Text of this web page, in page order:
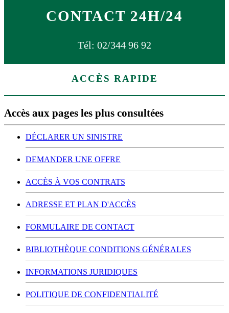
CONTACT 24H/24
Tél: 02/344 96 92
ACCÈS RAPIDE
Accès aux pages les plus consultées
DÉCLARER UN SINISTRE
DEMANDER UNE OFFRE
ACCÈS À VOS CONTRATS
ADRESSE ET PLAN D'ACCÈS
FORMULAIRE DE CONTACT
BIBLIOTHÈQUE CONDITIONS GÉNÉRALES
INFORMATIONS JURIDIQUES
POLITIQUE DE CONFIDENTIALITÉ